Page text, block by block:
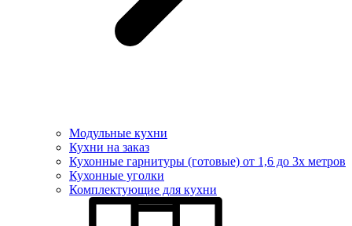
Модульные кухни
Кухни на заказ
Кухонные гарнитуры (готовые) от 1,6 до 3х метров
Кухонные уголки
Комплектующие для кухни